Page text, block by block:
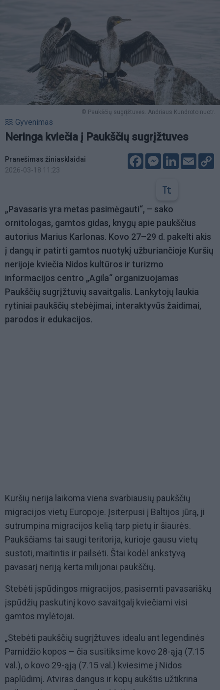
© Paukščių sugrįžtuvės. Andriaus Kundroto nuotr.
Gyvenimas
Neringa kviečia į Paukščių sugrįžtuves
Pranešimas žiniasklaidai
2026-03-18 11:23
FacebookMessenger
LinkedIn
Email
„Pavasaris yra metas pasimėgauti“, – sako
ornitologas, gamtos gidas, knygų apie paukščius
autorius Marius Karlonas. Kovo 27–29 d. pakelti akis
į dangų ir patirti gamtos nuotykį užburiančioje Kuršių
nerijoje kviečia Nidos kultūros ir turizmo
informacijos centro „Agila“ organizuojamas
Paukščių sugrįžtuvių savaitgalis. Lankytojų laukia
rytiniai paukščių stebėjimai, interaktyvūs žaidimai,
parodos ir edukacijos.
Kuršių nerija laikoma viena svarbiausių paukščių
migracijos vietų Europoje. Įsiterpusi į Baltijos jūrą, ji
sutrumpina migracijos kelią tarp pietų ir šiaurės.
Paukščiams tai saugi teritorija, kurioje gausu vietų
sustoti, maitintis ir pailsėti. Štai kodėl ankstyvą
pavasarį neriją kerta milijonai paukščių.
Stebėti įspūdingos migracijos, pasisemti pavasariškų
įspūdžių paskutinį kovo savaitgalį kviečiami visi
gamtos mylėtojai.
„Stebėti paukščių sugrįžtuves idealu ant legendinės
Parnidžio kopos – čia susitiksime kovo 28-ąją (7.15
val.), o kovo 29-ąją (7.15 val.) kviesime į Nidos
paplūdimį. Atviras dangus ir kopų aukštis užtikrina